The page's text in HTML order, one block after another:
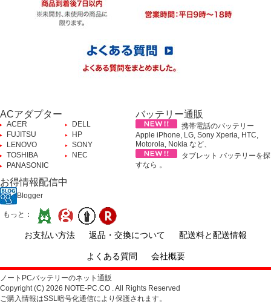
ACアダプター
ACER
DELL
FUJITSU
HP
LENOVO
SONY
TOSHIBA
NEC
PANASONIC
バッテリー通販
携帯電話のバッテリー
Apple iPhone, LG, Sony Xperia, HTC,
Motorola, Nokia など、
タブレット バッテリーを探
すなら 。
お得情報配信中
Blogger
もっと：
お支払い方法 返品・交換について 配送料と配送情報
よくある質問 会社概要
ノートPCバッテリーのネット通販
Copyright (C) 2026 NOTE-PC.CO . All Rights Reserved
ご購入情報はSSL暗号化通信により保護されます。